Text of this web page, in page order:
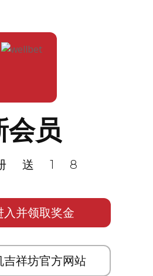
会员
送18
入并领取奖金
吉祥坊官方网站